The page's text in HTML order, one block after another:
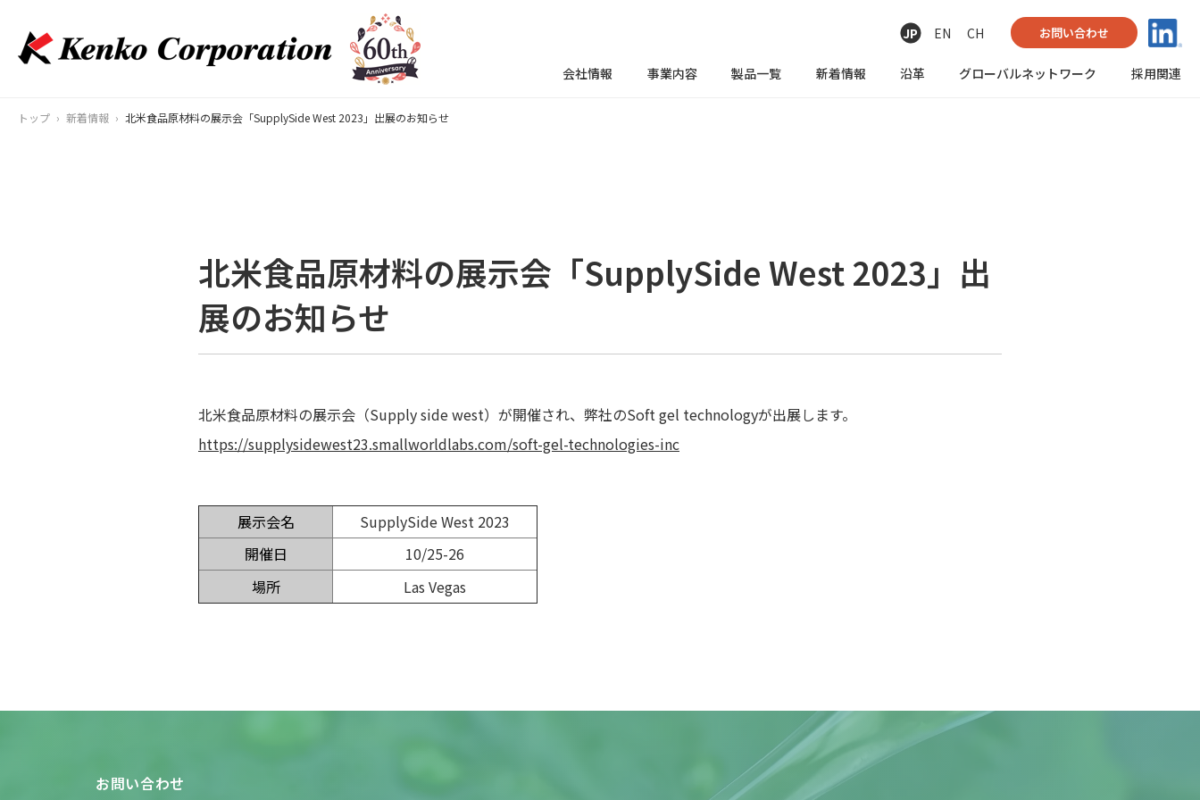
JP EN CH お問い合わせ
会社情報 事業内容 製品一覧 新着情報 沿革 グローバルネットワーク 採用関連
トップ 新着情報 北米食品原材料の展示会「SupplySide West 2023」出展のお知らせ
北米食品原材料の展示会「SupplySide West 2023」出
展のお知らせ
北米食品原材料の展示会（Supply side west）が開催され、弊社のSoft gel technologyが出展します。
https://supplysidewest23.smallworldlabs.com/soft-gel-technologies-inc
展示会名
SupplySide West 2023
開催日
10/25-26
場所
Las Vegas
お問い合わせ